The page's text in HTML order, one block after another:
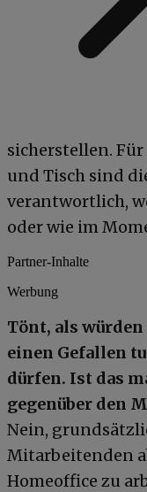
sicherstellen.
und Tisch sind
verantwortlich,
oder wie im
Partner-Inhalte
Werbung
Tönt, als
einen Gefallen
dürfen. Ist das
gegenüber den
Nein,
Mitarbeitenden
Homeoffice zu